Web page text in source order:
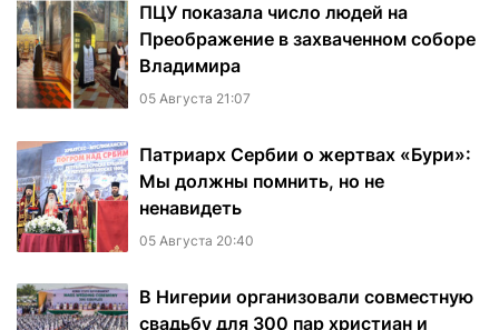
ПЦУ показала число людей на
Преображение в захваченном соборе
Владимира
05 Августа 21:07
Патриарх Сербии о жертвах «Бури»:
Мы должны помнить, но не
ненавидеть
05 Августа 20:40
В Нигерии организовали совместную
свадьбу для 300 пар христиан и